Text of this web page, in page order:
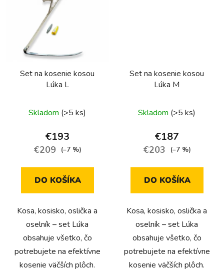
Set na kosenie kosou
Lúka L
Skladom (>5 ks)
€193
€209 (–7 %)
DO KOŠÍKA
Kosa, kosisko, oslička a
oselník – set Lúka
obsahuje všetko, čo
potrebujete na efektívne
kosenie väčších plôch.
Set na kosenie kosou
Lúka M
Skladom (>5 ks)
€187
€203 (–7 %)
DO KOŠÍKA
Kosa, kosisko, oslička a
oselník – set Lúka
obsahuje všetko, čo
potrebujete na efektívne
kosenie väčších plôch.